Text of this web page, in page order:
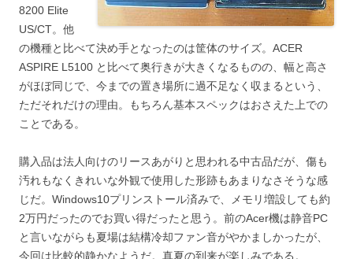
8200 Elite
US/CT。他
の機種と比べて決め手となったのは筐体のサイズ。ACER
ASPIRE L5100 と比べて奥行きが大きくなるものの、幅と高さ
がほぼ同じで、今までの置き場所に過不足なく収まるという、
ただそれだけの理由。もちろん基本スペックはおさえた上での
ことである。
購入品は法人向けのリースあがりと思われる中古品だが、傷も
汚れもなくきれいな外観で使用した形跡もあまりなさそうな感
じだ。Windows10プリンストール済みで、メモリ増設しても約
2万円だったのでお買い得だったと思う。前のAcer機は静音PC
と言いながらも夏場は結構冷却ファン音がやかましかったが、
今回は比較的静かなようだ。真夏の到来が楽しみである。